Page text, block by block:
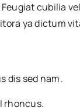
cubilia
ya dictum
dis sed nam.
rhoncus.